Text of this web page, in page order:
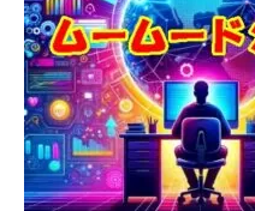
単！
ム
ー
ム
ー
ド
メ